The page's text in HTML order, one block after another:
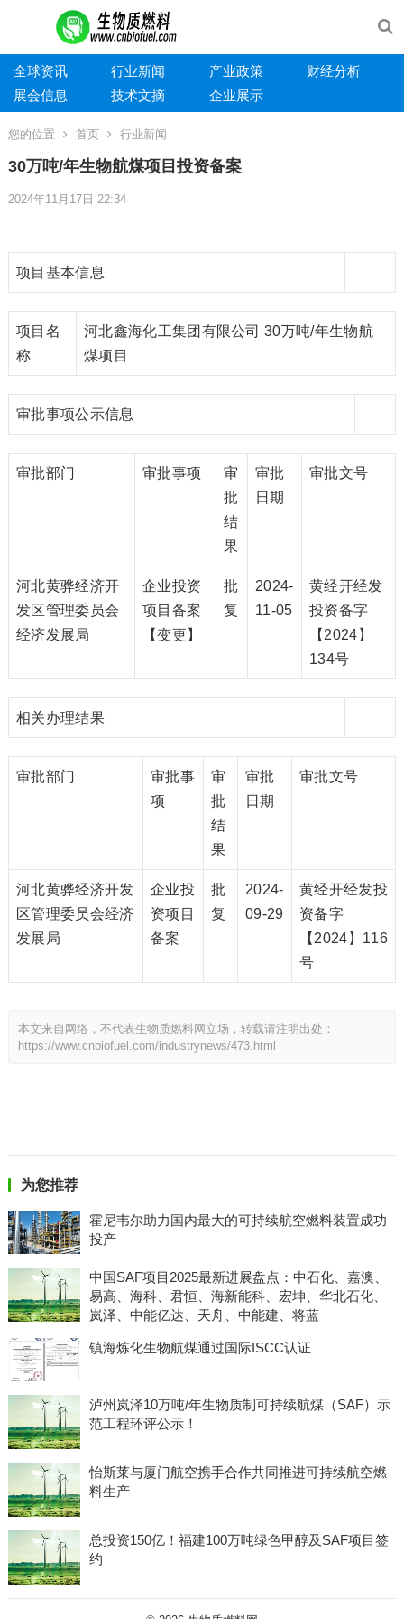
全球资讯 行业新闻 产业政策
财经分析
展会信息
技术文摘 企业展示
您的位置 首页 行业新闻
30万吨/年生物航煤项目投资备案
2024年11月17日 22:34
项目基本信息
项目名
称
河北鑫海化工集团有限公司 30万吨/年生物航
煤项目
审批事项公示信息
审批部门 审批事项
审
批
结
果
审批
日期
审批文号
河北黄骅经济开
发区管理委员会
经济发展局
企业投资
项目备案
【变更】
批
复
2024-
11-05
黄经开经发
投资备字
【2024】
134号
相关办理结果
审批部门
审批事
项
审
批
结
果
审批
日期
审批文号
河北黄骅经济开发
区管理委员会经济
发展局
企业投
资项目
备案
批
复
2024-
09-29
黄经开经发投
资备字
【2024】116
号
本文来自网络，不代表生物质燃料网立场，转载请注明出处：
https://www.cnbiofuel.com/industrynews/473.html
为您推荐
霍尼韦尔助力国内最大的可持续航空燃料装置成功
投产
中国SAF项目2025最新进展盘点：中石化、嘉澳、
易高、海科、君恒、海新能科、宏坤、华北石化、
岚泽、中能亿达、天舟、中能建、将蓝
镇海炼化生物航煤通过国际ISCC认证
泸州岚泽10万吨/年生物质制可持续航煤（SAF）示
范工程环评公示！
怡斯莱与厦门航空携手合作共同推进可持续航空燃
料生产
总投资150亿！福建100万吨绿色甲醇及SAF项目签
约